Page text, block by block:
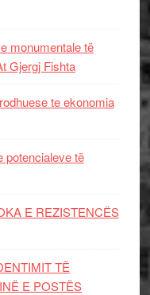
monumentale të
Gjergj Fishta
te ekonomia
potencialeve të
E REZISTENCЁS
TË
E POSTËS